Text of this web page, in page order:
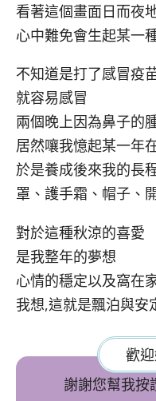
看著這個畫面日而夜
心中難免會生起某一
不知道是打了感冒疫
就容易感冒
兩個晚上因為鼻子的
居然嚷我憶起某一年
於是養成後來我的長
罩、護手霜、帽子、
對於這種秋涼的喜愛
是我整年的夢想
心情的穩定以及窩在
我想,這就是飄泊與安
歡
謝謝您幫我按